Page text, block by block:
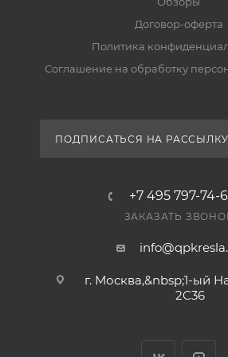
вернуть его можно по правилам
— в разделе «Гарантия и возврат».
Договор-оферта
Политика
Соглашение на обработку
ПОДПИСАТЬСЯ НА РАССЫЛКУ
+7 495 797-74-
ЗАКАЗАТЬ
г. Москва,&nbsp;1-ый
2C36